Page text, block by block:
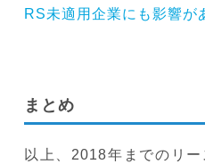
RS未適用企業にも影響が
まとめ
以上、2018年までのリ